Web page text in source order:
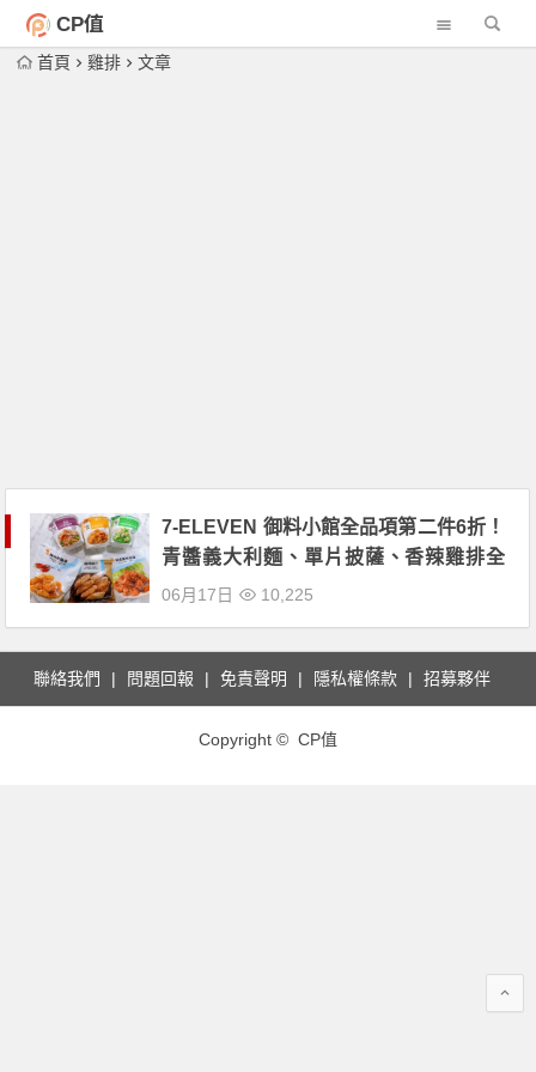
CP值
首頁 雞排 文章
7-ELEVEN 御料小館全品項第二件6折！
青醬義大利麵、單片披薩、香辣雞排全
部帶回家！
06月17日 10,225
聯絡我們 問題回報 免責聲明 隱私權條款 招募夥伴
Copyright © CP值